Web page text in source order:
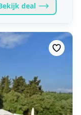
deal